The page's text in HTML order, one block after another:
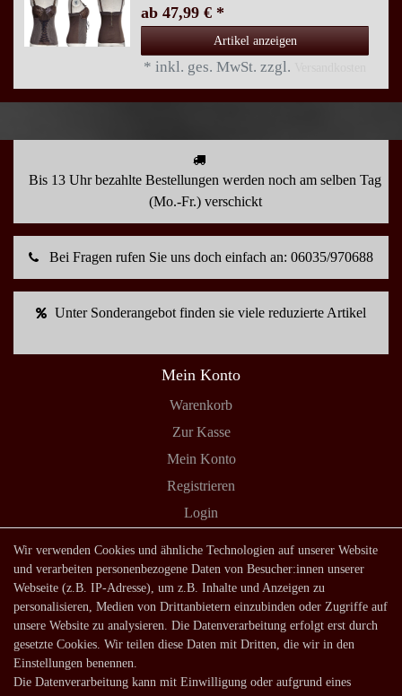
ab 47,99 € *
Artikel anzeigen
* inkl. ges. MwSt. zzgl.
Bis 13 Uhr bezahlte Bestellungen werden noch am selben Tag
(Mo.-Fr.) verschickt
Bei Fragen rufen Sie uns doch einfach an: 06035/970688
Unter Sonderangebot finden sie viele reduzierte Artikel
Mein Konto
Warenkorb
Zur Kasse
Mein Konto
Registrieren
Login
Shop
Lagerverkauf
Zahlungsarten
Versandarten und -kosten
Service
Wir verwenden Cookies und ähnliche Technologien auf unserer Website
und verarbeiten personenbezogene Daten von Besucher:innen unserer
Webseite (z.B. IP-Adresse), um z.B. Inhalte und Anzeigen zu
personalisieren, Medien von Drittanbietern einzubinden oder Zugriffe auf
unsere Website zu analysieren. Die Datenverarbeitung erfolgt erst durch
gesetzte Cookies. Wir teilen diese Daten mit Dritten, die wir in den
Einstellungen benennen.
Die Datenverarbeitung kann mit Einwilligung oder aufgrund eines